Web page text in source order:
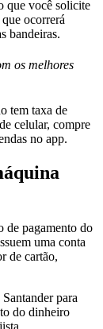
que você solicite
ocorrerá
bandeiras.
os melhores
tem taxa de
celular, compre
no app.
de pagamento do
uma conta
de cartão,
para
do dinheiro